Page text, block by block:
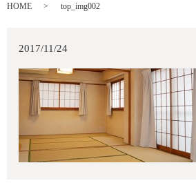
HOME top_img002
2017/11/24